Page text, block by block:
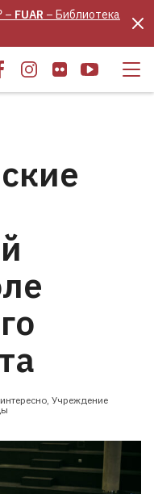
– FUAR – Библиотека
, Учреждение